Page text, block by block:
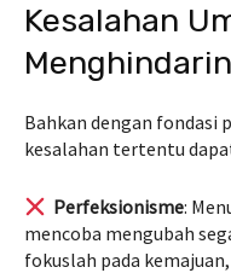
Kesalahan
Bahkan dengan fondasi
kesalahan tertentu
Perfeksionisme:
mencoba mengubah
fokuslah pada